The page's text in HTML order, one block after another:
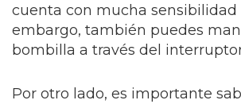
cuenta con mucha sensibilidad
embargo, también puedes
bombilla a través del
Por otro lado, es importante